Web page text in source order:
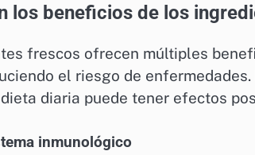
los beneficios de los
frescos ofrecen múltiples
el riesgo de
diaria puede tener efectos
inmunológico